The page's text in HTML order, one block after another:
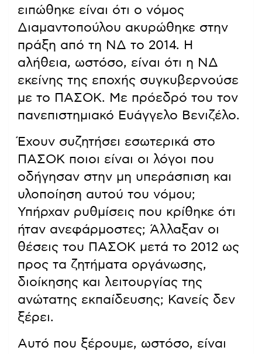
ειπώθηκε είναι ότι ο νόμος
Διαμαντοπούλου ακυρώθηκε στην
πράξη από τη ΝΔ το 2014. Η
αλήθεια, ωστόσο, είναι ότι η ΝΔ
εκείνης της εποχής συγκυβερνούσε
με το ΠΑΣΟΚ. Με πρόεδρό του τον
πανεπιστημιακό Ευάγγελο Βενιζέλο.
Έχουν συζητήσει εσωτερικά στο
ΠΑΣΟΚ ποιοι είναι οι λόγοι που
οδήγησαν στην μη υπεράσπιση και
υλοποίηση αυτού του νόμου;
Υπήρχαν ρυθμίσεις που κρίθηκε ότι
ήταν ανεφάρμοστες; Άλλαξαν οι
θέσεις του ΠΑΣΟΚ μετά το 2012 ως
προς τα ζητήματα οργάνωσης,
διοίκησης και λειτουργίας της
ανώτατης εκπαίδευσης; Κανείς δεν
ξέρει.
Αυτό που ξέρουμε, ωστόσο, είναι